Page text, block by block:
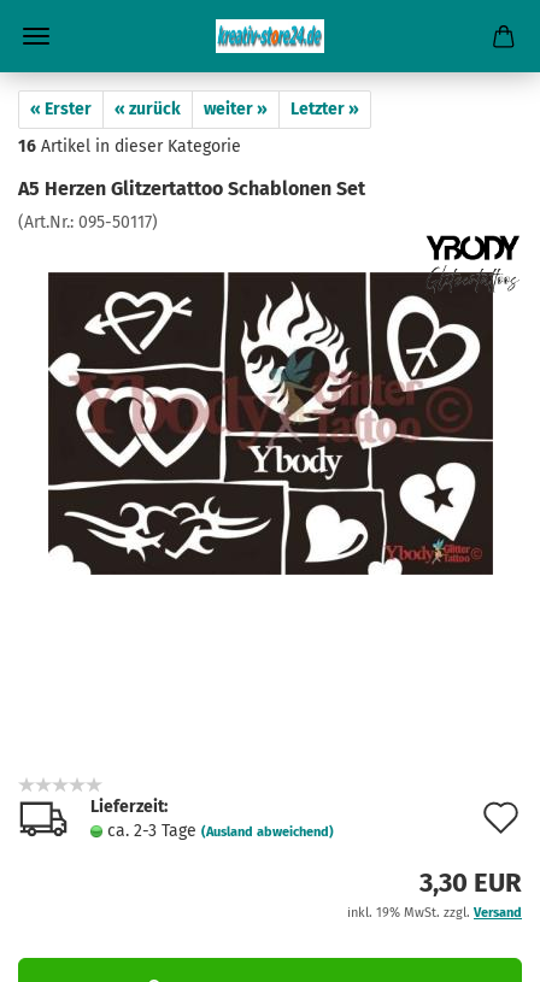
« Erster « zurück weiter »
Letzter »
16 Artikel in dieser Kategorie
A5 Herzen Glitzertattoo Schablonen Set
(Art.Nr.: 095-50117)
Lieferzeit:
ca. 2-3 Tage (Ausland abweichend)
3,30 EUR
inkl. 19% MwSt. zzgl. Versand